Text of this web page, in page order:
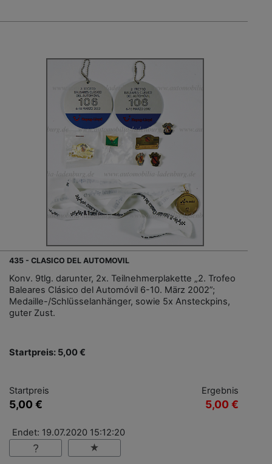
435 - CLASICO DEL AUTOMOVIL
Konv. 9tlg. darunter, 2x. Teilnehmerplakette „2. Trofeo
Baleares Clásico del Automóvil 6-10. März 2002”;
Medaille-/Schlüsselanhänger, sowie 5x Ansteckpins,
guter Zust.
Startpreis: 5,00 €
Startpreis
5,00 €
Ergebnis
5,00 €
Endet: 19.07.2020 15:12:20